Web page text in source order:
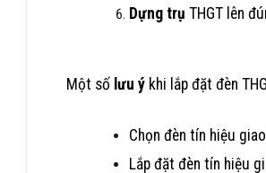
Dựng trụ THGT lên
Một số lưu ý khi lắp đặt đèn
Chọn đèn tín hiệu
Lắp đặt đèn tín hiệu